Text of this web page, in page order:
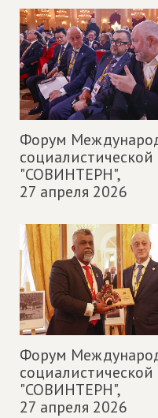
Форум
социалистической
"СОВИНТЕРН",
27 апреля 2026
Форум
социалистической
"СОВИНТЕРН",
27 апреля 2026